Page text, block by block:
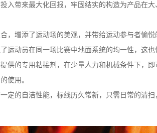
入带来最大化回报，牢固结实的构造为产品在
，增添了运动场的美观，并带给运动参与者愉悦
运动员在同一场比赛中地面系统的均一性，这也
供的专用粘接剂，在少量人力和机械条件下，即
使用。
定的自洁性能，标线历久常新，只需日常的清扫